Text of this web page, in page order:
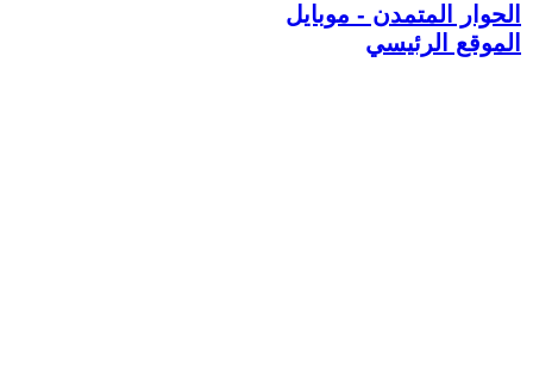
الحوار المتمدن - موبايل
الموقع الرئيسي